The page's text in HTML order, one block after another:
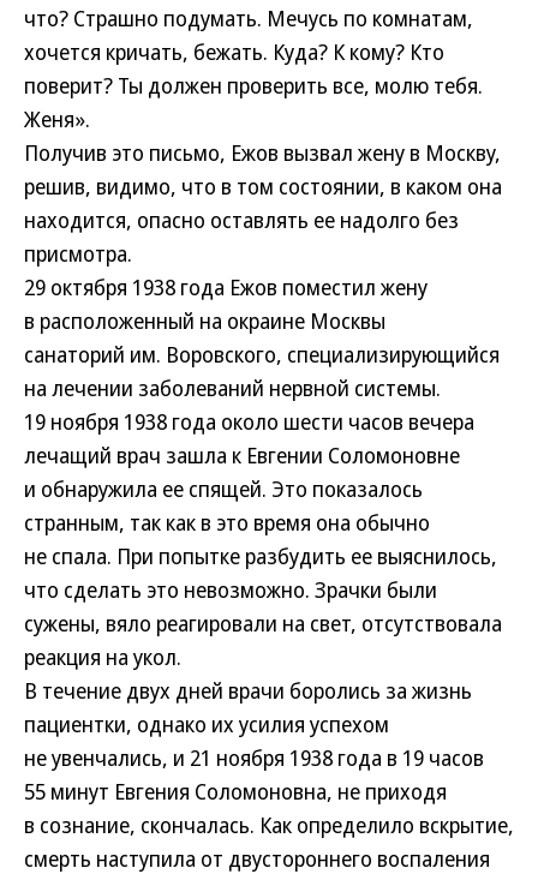
что? Страшно подумать. Мечусь по комнатам,
хочется кричать, бежать. Куда? К кому? Кто
поверит? Ты должен проверить все, молю тебя.
Женя».
Получив это письмо, Ежов вызвал жену в Москву,
решив, видимо, что в том состоянии, в каком она
находится, опасно оставлять ее надолго без
присмотра.
29 октября 1938 года Ежов поместил жену
в расположенный на окраине Москвы
санаторий им. Воровского, специализирующийся
на лечении заболеваний нервной системы.
19 ноября 1938 года около шести часов вечера
лечащий врач зашла к Евгении Соломоновне
и обнаружила ее спящей. Это показалось
странным, так как в это время она обычно
не спала. При попытке разбудить ее выяснилось,
что сделать это невозможно. Зрачки были
сужены, вяло реагировали на свет, отсутствовала
реакция на укол.
В течение двух дней врачи боролись за жизнь
пациентки, однако их усилия успехом
не увенчались, и 21 ноября 1938 года в 19 часов
55 минут Евгения Соломоновна, не приходя
в сознание, скончалась. Как определило вскрытие,
смерть наступила от двустороннего воспаления